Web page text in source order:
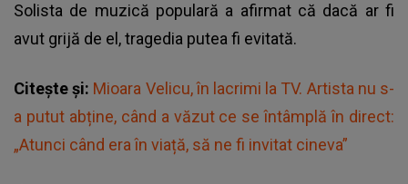
Solista de muzică populară a afirmat că dacă ar fi
avut grijă de el, tragedia putea fi evitată.
Citește și: Mioara Velicu, în lacrimi la TV. Artista nu s-
a putut abține, când a văzut ce se întâmplă în direct:
„Atunci când era în viață, să ne fi invitat cineva”